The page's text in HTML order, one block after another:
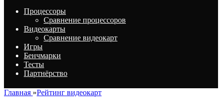
Процессоры
Сравнение процессоров
Видеокарты
Сравнение видеокарт
Игры
Бенчмарки
Тесты
Партнёрство
Главная »Рейтинг видеокарт